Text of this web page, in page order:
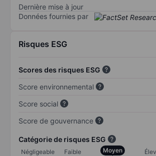
Dernière mise à jour
Données fournies par
Risques ESG
Scores des risques ESG
Score environnemental
Score social
Score de gouvernance
Catégorie de risques ESG
Négligeable Faible Moyen